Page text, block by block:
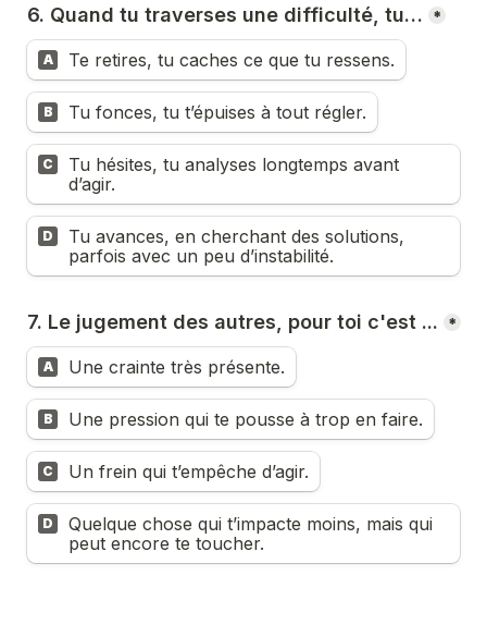
6. Quand tu traverses une difficulté, tu… *
A Te retires, tu caches ce que tu ressens.
B Tu fonces, tu t’épuises à tout régler.
C
Tu hésites, tu analyses longtemps avant
d’agir.
D
Tu avances, en cherchant des solutions,
parfois avec un peu d’instabilité.
7. Le jugement des autres, pour toi c'est ... *
A Une crainte très présente.
B Une pression qui te pousse à trop en faire.
C Un frein qui t’empêche d’agir.
D
Quelque chose qui t’impacte moins, mais qui
peut encore te toucher.